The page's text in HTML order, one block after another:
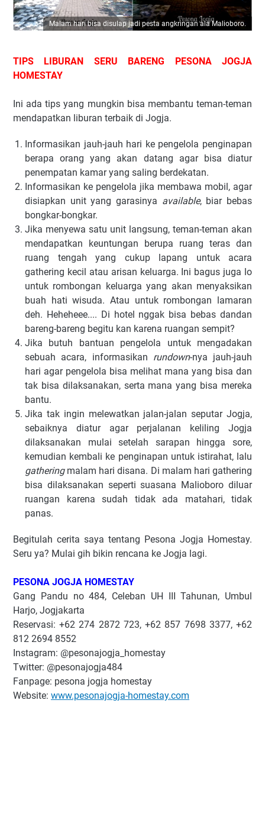
Malam hari bisa disulap jadi pesta angkringan ala Malioboro.
TIPS LIBURAN SERU BARENG PESONA JOGJA
HOMESTAY
Ini ada tips yang mungkin bisa membantu teman-teman
mendapatkan liburan terbaik di Jogja.
Informasikan jauh-jauh hari ke pengelola penginapan
berapa orang yang akan datang agar bisa diatur
penempatan kamar yang saling berdekatan.
Informasikan ke pengelola jika membawa mobil, agar
disiapkan unit yang garasinya available, biar bebas
bongkar-bongkar.
Jika menyewa satu unit langsung, teman-teman akan
mendapatkan keuntungan berupa ruang teras dan
ruang tengah yang cukup lapang untuk acara
gathering kecil atau arisan keluarga. Ini bagus juga lo
untuk rombongan keluarga yang akan menyaksikan
buah hati wisuda. Atau untuk rombongan lamaran
deh. Heheheee.... Di hotel nggak bisa bebas dandan
bareng-bareng begitu kan karena ruangan sempit?
Jika butuh bantuan pengelola untuk mengadakan
sebuah acara, informasikan rundown-nya jauh-jauh
hari agar pengelola bisa melihat mana yang bisa dan
tak bisa dilaksanakan, serta mana yang bisa mereka
bantu.
Jika tak ingin melewatkan jalan-jalan seputar Jogja,
sebaiknya diatur agar perjalanan keliling Jogja
dilaksanakan mulai setelah sarapan hingga sore,
kemudian kembali ke penginapan untuk istirahat, lalu
gatheringmalam hari disana. Di malam hari gathering
bisa dilaksanakan seperti suasana Malioboro diluar
ruangan karena sudah tidak ada matahari, tidak
panas.
Begitulah cerita saya tentang Pesona Jogja Homestay.
Seru ya? Mulai gih bikin rencana ke Jogja lagi.
PESONA JOGJA HOMESTAY
Gang Pandu no 484, Celeban UH III Tahunan, Umbul
Harjo, Jogjakarta
Reservasi: +62 274 2872 723, +62 857 7698 3377, +62
812 2694 8552
Instagram: @pesonajogja_homestay
Twitter: @pesonajogja484
Fanpage: pesona jogja homestay
Website: www.pesonajogja-homestay.com